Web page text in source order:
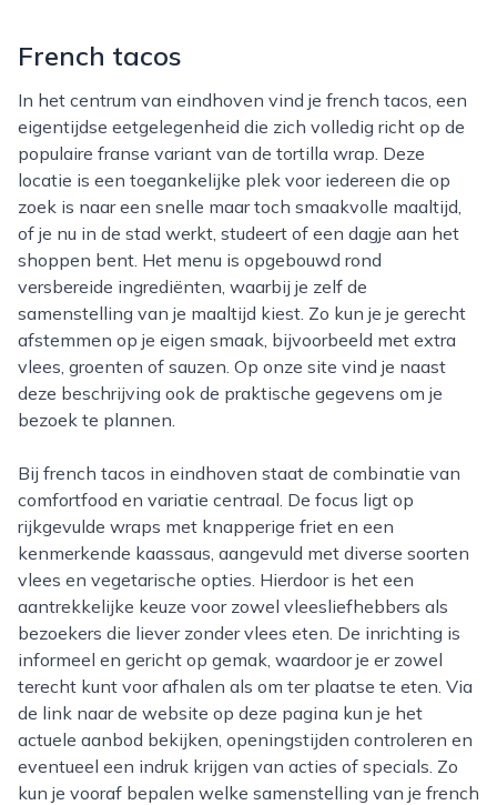
French tacos
In het centrum van eindhoven vind je french tacos, een
eigentijdse eetgelegenheid die zich volledig richt op de
populaire franse variant van de tortilla wrap. Deze
locatie is een toegankelijke plek voor iedereen die op
zoek is naar een snelle maar toch smaakvolle maaltijd,
of je nu in de stad werkt, studeert of een dagje aan het
shoppen bent. Het menu is opgebouwd rond
versbereide ingrediënten, waarbij je zelf de
samenstelling van je maaltijd kiest. Zo kun je je gerecht
afstemmen op je eigen smaak, bijvoorbeeld met extra
vlees, groenten of sauzen. Op onze site vind je naast
deze beschrijving ook de praktische gegevens om je
bezoek te plannen.
Bij french tacos in eindhoven staat de combinatie van
comfortfood en variatie centraal. De focus ligt op
rijkgevulde wraps met knapperige friet en een
kenmerkende kaassaus, aangevuld met diverse soorten
vlees en vegetarische opties. Hierdoor is het een
aantrekkelijke keuze voor zowel vleesliefhebbers als
bezoekers die liever zonder vlees eten. De inrichting is
informeel en gericht op gemak, waardoor je er zowel
terecht kunt voor afhalen als om ter plaatse te eten. Via
de link naar de website op deze pagina kun je het
actuele aanbod bekijken, openingstijden controleren en
eventueel een indruk krijgen van acties of specials. Zo
kun je vooraf bepalen welke samenstelling van je french